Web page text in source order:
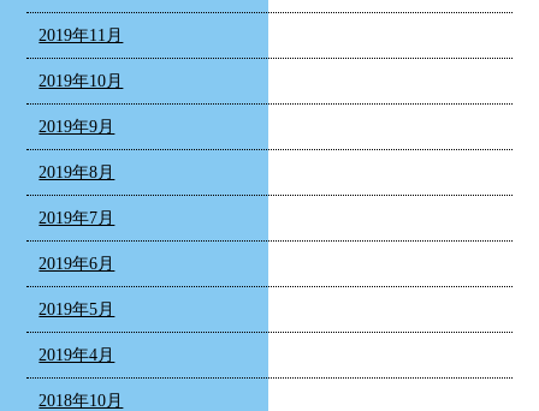
2019年11月
2019年10月
2019年9月
2019年8月
2019年7月
2019年6月
2019年5月
2019年4月
2018年10月